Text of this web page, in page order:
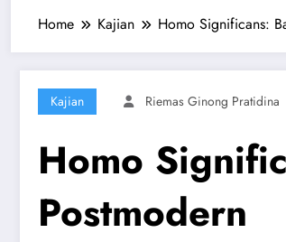
Home Kajian Homo Significans:
Kajian Riemas Ginong Pratidina
Homo
Postmodern